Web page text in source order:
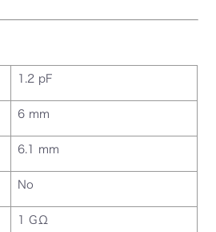
1.2 pF
6 mm
6.1 mm
No
1 GΩ